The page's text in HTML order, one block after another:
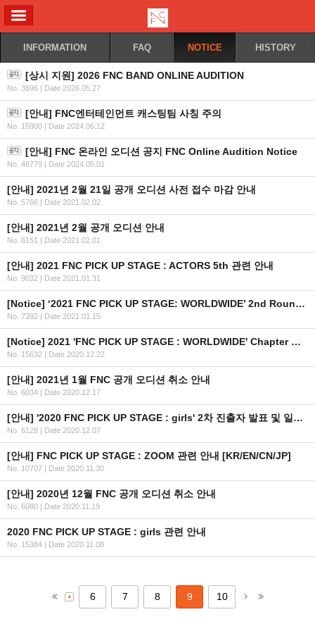
INFORMATION FAQ NOTICE HISTORY
[상시 지원] 2026 FNC BAND ONLINE AUDITION
No. 3696 | Date 2026.05.27
[안내] FNC엔터테인먼트 캐스팅팀 사칭 주의
No. 15900 | Date 2024.06.12
[안내] FNC 온라인 오디션 공지 FNC Online Audition Notice
No. 48779 | Date 2024.05.01
[안내] 2021년 2월 21일 공개 오디션 사전 접수 마감 안내
No. 5766 | Date 2021.02.02
[안내] 2021년 2월 공개 오디션 안내
No. 6151 | Date 2021.02.01
[안내] 2021 FNC PICK UP STAGE : ACTORS 5th 관련 안내
No. 9032 | Date 2021.01.31
[Notice] ‘2021 FNC PICK UP STAGE: WORLDWIDE’ 2nd Round Participants and Schedule Announcement (EN/CN/JP)
No. 7392 | Date 2021.01.15
[Notice] 2021 'FNC PICK UP STAGE : WORLDWIDE' Chapter One / Audition Application Guide (EN/JP/CN)
No. 15632 | Date 2020.12.22
[안내] 2021년 1월 FNC 공개 오디션 취소 안내
No. 6034 | Date 2020.12.17
[안내] '2020 FNC PICK UP STAGE : girls' 2차 진출자 발표 및 일정 안내
No. 6128 | Date 2020.12.07
[안내] FNC PICK UP STAGE : ZOOM 관련 안내 [KR/EN/CN/JP]
No. 10707 | Date 2020.11.30
[안내] 2020년 12월 FNC 공개 오디션 취소 안내
No. 6080 | Date 2020.11.19
2020 FNC PICK UP STAGE : girls 관련 안내
No. 15384 | Date 2020.11.08
6 7 8 9 10